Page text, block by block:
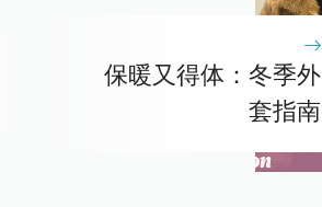
保暖又得体：冬季外
套指南